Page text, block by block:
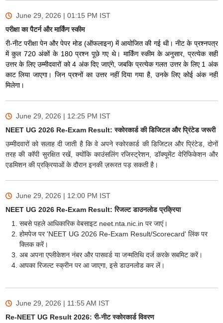
June 29, 2026 | 01:15 PM IST
परीक्षा का पैटर्न और मार्किंग स्कीम
री-नीट परीक्षा पेन और पेपर मोड (ऑफलाइन) में आयोजित की गई थी। नीट के प्रश्नपत्र
में कुल 720 अंकों के 180 प्रश्न पूछे गए थे। मार्किंग स्कीम के अनुसार, प्रत्येक सही
उत्तर के लिए उम्मीदवारों को 4 अंक दिए जाएंगे, जबकि प्रत्येक गलत उत्तर के लिए 1 अंक
काट लिया जाएगा। जिन प्रश्नों का उत्तर नहीं दिया गया है, उनके लिए कोई अंक नहीं
मिलेगा।
June 29, 2026 | 12:25 PM IST
NEET UG 2026 Re-Exam Result: स्कोरकार्ड की डिजिटल और प्रिंटेड जरूरी
उम्मीदवारों को सलाह दी जाती है कि वे अपने स्कोरकार्ड की डिजिटल और प्रिंटेड, दोनों
तरह की कॉपी सुरक्षित रखें, क्योंकि काउंसलिंग रजिस्ट्रेशन, डॉक्यूमेंट वेरिफिकेशन और
एडमिशन की प्रक्रियाओं के दौरान इनकी ज़रूरत पड़ सकती है।
June 29, 2026 | 12:00 PM IST
NEET UG 2026 Re-Exam Result: रिजल्ट डाउनलोड प्रक्रिया
सबसे पहले आधिकारिक वेबसाइट neet.nta.nic.in पर जाएं।
होमपेज पर 'NEET UG 2026 Re-Exam Result/Scorecard' लिंक पर
क्लिक करें।
अब अपना एप्लीकेशन नंबर और पासवर्ड या जन्मतिथि दर्ज करके सबमिट करें।
आपका रिजल्ट स्क्रीन पर आ जाएगा, इसे डाउनलोड कर लें।
June 29, 2026 | 11:55 AM IST
Re-NEET UG Result 2026: री-नीट स्कोरकार्ड विवरण